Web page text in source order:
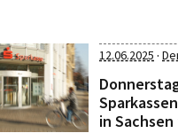
12.06.2025 ·
in